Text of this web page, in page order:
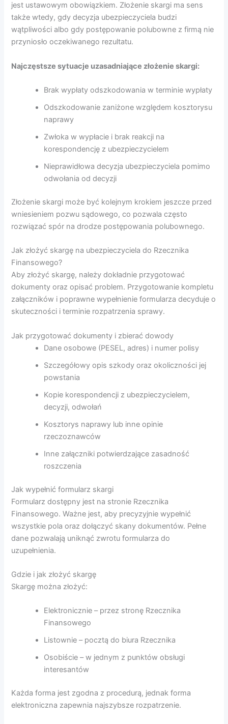
jest ustawowym obowiązkiem. Złożenie skargi ma sens
także wtedy, gdy decyzja ubezpieczyciela budzi
wątpliwości albo gdy postępowanie polubowne z firmą nie
przyniosło oczekiwanego rezultatu.
Najczęstsze sytuacje uzasadniające złożenie skargi:
Brak wypłaty odszkodowania w terminie wypłaty
Odszkodowanie zaniżone względem kosztorysu
naprawy
Zwłoka w wypłacie i brak reakcji na
korespondencję z ubezpieczycielem
Nieprawidłowa decyzja ubezpieczyciela pomimo
odwołania od decyzji
Złożenie skargi może być kolejnym krokiem jeszcze przed
wniesieniem pozwu sądowego, co pozwala często
rozwiązać spór na drodze postępowania polubownego.
Jak złożyć skargę na ubezpieczyciela do Rzecznika
Finansowego?
Aby złożyć skargę, należy dokładnie przygotować
dokumenty oraz opisać problem. Przygotowanie kompletu
załączników i poprawne wypełnienie formularza decyduje o
skuteczności i terminie rozpatrzenia sprawy.
Jak przygotować dokumenty i zbierać dowody
Dane osobowe (PESEL, adres) i numer polisy
Szczegółowy opis szkody oraz okoliczności jej
powstania
Kopie korespondencji z ubezpieczycielem,
decyzji, odwołań
Kosztorys naprawy lub inne opinie
rzeczoznawców
Inne załączniki potwierdzające zasadność
roszczenia
Jak wypełnić formularz skargi
Formularz dostępny jest na stronie Rzecznika
Finansowego. Ważne jest, aby precyzyjnie wypełnić
wszystkie pola oraz dołączyć skany dokumentów. Pełne
dane pozwalają uniknąć zwrotu formularza do
uzupełnienia.
Gdzie i jak złożyć skargę
Skargę można złożyć:
Elektronicznie – przez stronę Rzecznika
Finansowego
Listownie – pocztą do biura Rzecznika
Osobiście – w jednym z punktów obsługi
interesantów
Każda forma jest zgodna z procedurą, jednak forma
elektroniczna zapewnia najszybsze rozpatrzenie.